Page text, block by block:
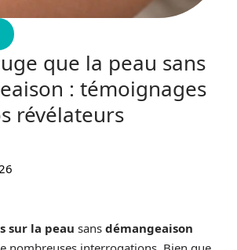
que la peau sans
: témoignages
révélateurs
sur la peau sans démangeaison